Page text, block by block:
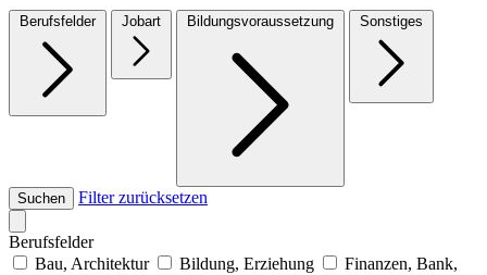
Berufsfelder Jobart Bildungsvoraussetzung Sonstiges
Suchen Filter zurücksetzen
Berufsfelder
Bau, Architektur
Bildung, Erziehung
Finanzen, Bank,